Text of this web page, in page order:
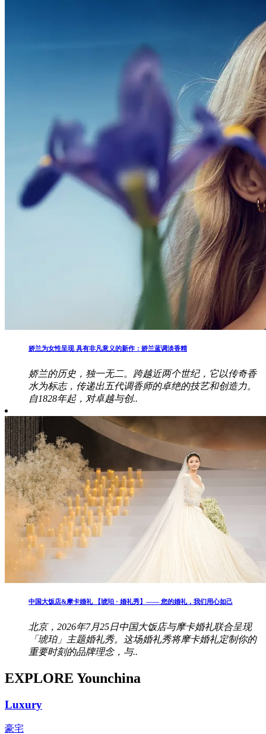
娇兰为女性呈现 具有非凡意义的新作：娇兰蓝调淡香精
娇兰的历史，独一无二。跨越近两个世纪，它以传奇香
水为标志，传递出五代调香师的卓绝的技艺和创造力。
自1828年起，对卓越与创..
中国大饭店&摩卡婚礼 【琥珀 · 婚礼秀】—— 您的婚礼，我们用心如己
北京，2026年7月25日中国大饭店与摩卡婚礼联合呈现
「琥珀」主题婚礼秀。这场婚礼秀将摩卡婚礼定制你的
重要时刻的品牌理念，与..
EXPLORE Younchina
Luxury
豪宅